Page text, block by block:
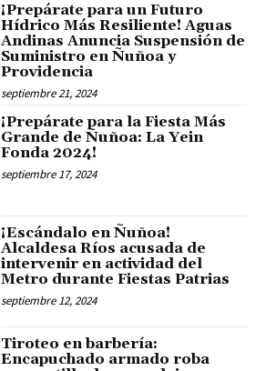
¡Prepárate para un Futuro
Hídrico Más Resiliente! Aguas
Andinas Anuncia Suspensión de
Suministro en Ñuñoa y
Providencia
septiembre 21, 2024
¡Prepárate para la Fiesta Más
Grande de Ñuñoa: La Yein
Fonda 2024!
septiembre 17, 2024
¡Escándalo en Ñuñoa!
Alcaldesa Ríos acusada de
intervenir en actividad del
Metro durante Fiestas Patrias
septiembre 12, 2024
Tiroteo en barbería:
Encapuchado armado roba